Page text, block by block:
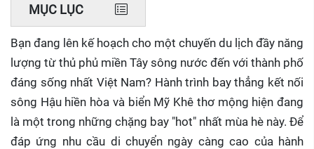
MỤC LỤC
Bạn đang lên kế hoạch cho một chuyến du lịch đầy năng
lượng từ thủ phủ miền Tây sông nước đến với thành phố
đáng sống nhất Việt Nam? Hành trình bay thẳng kết nối
sông Hậu hiền hòa và biển Mỹ Khê thơ mộng hiện đang
là một trong những chặng bay "hot" nhất mùa hè này. Để
đáp ứng nhu cầu di chuyển ngày càng cao của hành